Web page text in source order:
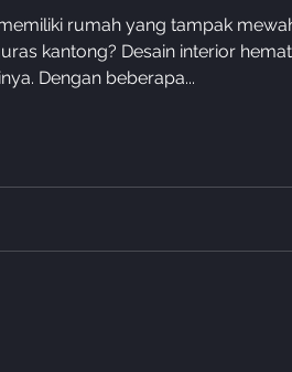
rumah yang tampak
kantong? Desain interior
Dengan beberapa...